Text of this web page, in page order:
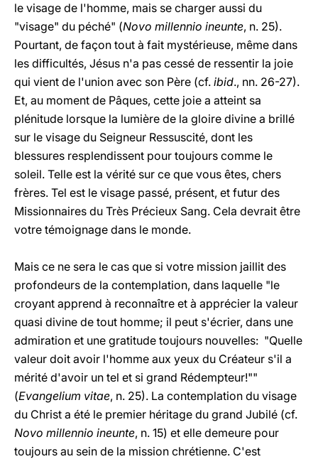
le visage de l'homme, mais se charger aussi du
"visage" du péché" (Novo millennio ineunte, n. 25).
Pourtant, de façon tout à fait mystérieuse, même dans
les difficultés, Jésus n'a pas cessé de ressentir la joie
qui vient de l'union avec son Père (cf. ibid., nn. 26-27).
Et, au moment de Pâques, cette joie a atteint sa
plénitude lorsque la lumière de la gloire divine a brillé
sur le visage du Seigneur Ressuscité, dont les
blessures resplendissent pour toujours comme le
soleil. Telle est la vérité sur ce que vous êtes, chers
frères. Tel est le visage passé, présent, et futur des
Missionnaires du Très Précieux Sang. Cela devrait être
votre témoignage dans le monde.
Mais ce ne sera le cas que si votre mission jaillit des
profondeurs de la contemplation, dans laquelle "le
croyant apprend à reconnaître et à apprécier la valeur
quasi divine de tout homme; il peut s'écrier, dans une
admiration et une gratitude toujours nouvelles: "Quelle
valeur doit avoir l'homme aux yeux du Créateur s'il a
mérité d'avoir un tel et si grand Rédempteur!""
(Evangelium vitae, n. 25). La contemplation du visage
du Christ a été le premier héritage du grand Jubilé (cf.
Novo millennio ineunte, n. 15) et elle demeure pour
toujours au sein de la mission chrétienne. C'est